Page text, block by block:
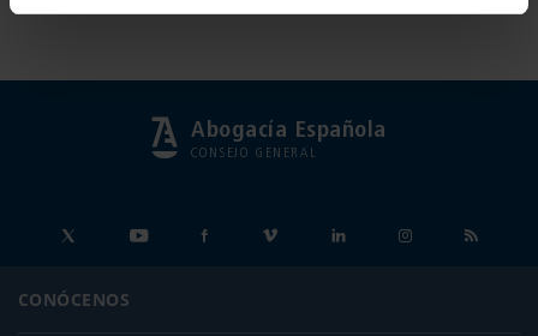
Abogacía Española
CONSEJO GENERAL
CONÓCENOS